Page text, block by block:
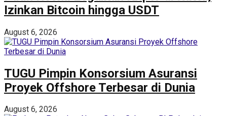
Izinkan Bitcoin hingga USDT
August 6, 2026
TUGU Pimpin Konsorsium Asuransi
Proyek Offshore Terbesar di Dunia
August 6, 2026